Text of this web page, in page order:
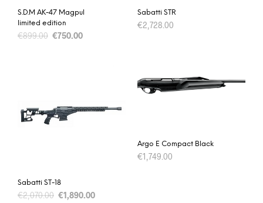
S.D.M AK-47 Magpul
limited edition
€899.00 €750.00
Sabatti STR
€2,728.00
Sabatti ST-18
€2,070.00 €1,890.00
Argo E Compact Black
€1,749.00